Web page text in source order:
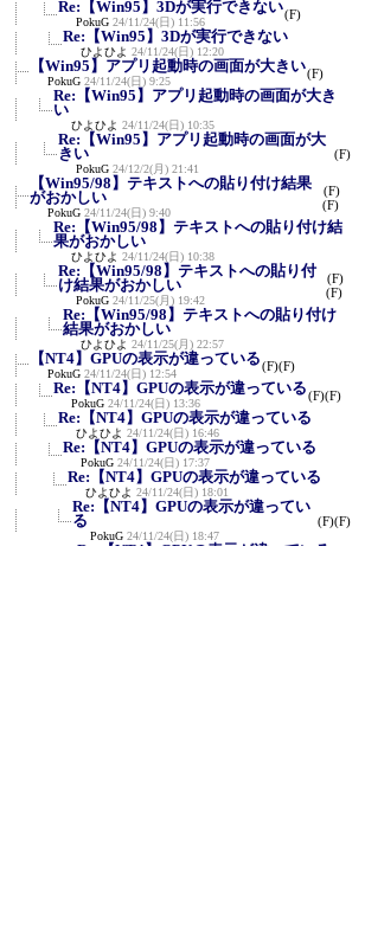
Re:【Win95】3Dが実行できない
PokuG 24/11/24(日) 11:56
(F)
Re:【Win95】3Dが実行できない
ひよひよ 24/11/24(日) 12:20
【Win95】アプリ起動時の画面が大きい
PokuG 24/11/24(日) 9:25
(F)
Re:【Win95】アプリ起動時の画面が大き
い
ひよひよ 24/11/24(日) 10:35
Re:【Win95】アプリ起動時の画面が大
きい
PokuG 24/12/2(月) 21:41
(F)
【Win95/98】テキストへの貼り付け結果
がおかしい
PokuG 24/11/24(日) 9:40
(F)
(F)
Re:【Win95/98】テキストへの貼り付け結
果がおかしい
ひよひよ 24/11/24(日) 10:38
Re:【Win95/98】テキストへの貼り付
け結果がおかしい
PokuG 24/11/25(月) 19:42
(F)
(F)
Re:【Win95/98】テキストへの貼り付け
結果がおかしい
ひよひよ 24/11/25(月) 22:57
【NT4】GPUの表示が違っている
PokuG 24/11/24(日) 12:54
(F)(F)
Re:【NT4】GPUの表示が違っている
PokuG 24/11/24(日) 13:36
(F)(F)
Re:【NT4】GPUの表示が違っている
ひよひよ 24/11/24(日) 16:46
Re:【NT4】GPUの表示が違っている
PokuG 24/11/24(日) 17:37
Re:【NT4】GPUの表示が違っている
ひよひよ 24/11/24(日) 18:01
Re:【NT4】GPUの表示が違ってい
る
PokuG 24/11/24(日) 18:47
(F)(F)
Re:【NT4】GPUの表示が違っている